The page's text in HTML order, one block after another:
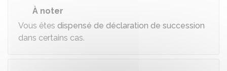
À noter
Vous êtes dispensé de déclaration de succession
dans certains cas.